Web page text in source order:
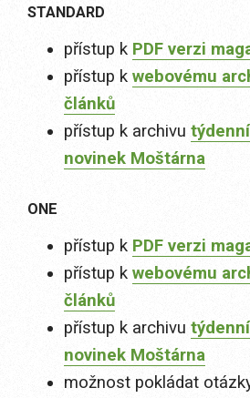
STANDARD
přístup k PDF verzi
přístup k webovému
článků
přístup k archivu
novinek Moštárna
ONE
přístup k PDF verzi
přístup k webovému
článků
přístup k archivu
novinek Moštárna
možnost pokládat